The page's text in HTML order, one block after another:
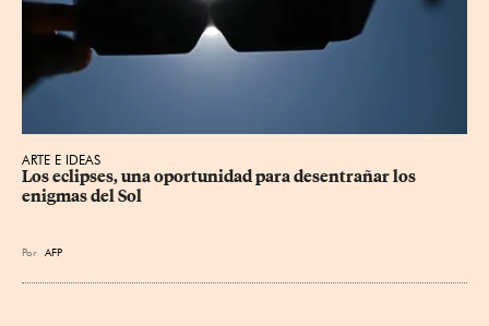
ARTE E IDEAS
Los eclipses, una oportunidad para desentrañar los
enigmas del Sol
Por AFP